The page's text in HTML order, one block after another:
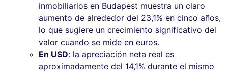
inmobiliarios en Budapest muestra un claro
aumento de alrededor del 23,1% en cinco años,
lo que sugiere un crecimiento significativo del
valor cuando se mide en euros.
En USD: la apreciación neta real es
aproximadamente del 14,1% durante el mismo